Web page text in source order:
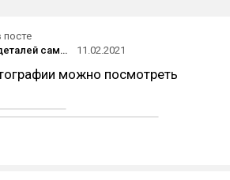
посте
Вторая жизнь деталей самолетов
11.02.2021
можно посмотреть